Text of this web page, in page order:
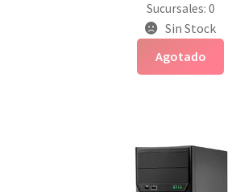
Sucursales: 0
Sin Stock
Agotado